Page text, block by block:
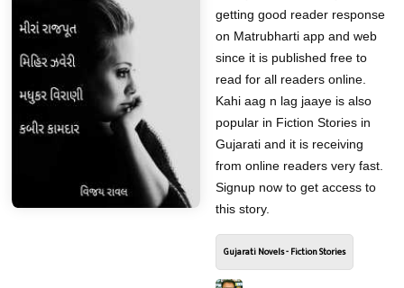
getting good reader response
on Matrubharti app and web
since it is published free to
read for all readers online.
Kahi aag n lag jaaye is also
popular in Fiction Stories in
Gujarati and it is receiving
from online readers very fast.
Signup now to get access to
this story.
Gujarati Novels - Fiction Stories